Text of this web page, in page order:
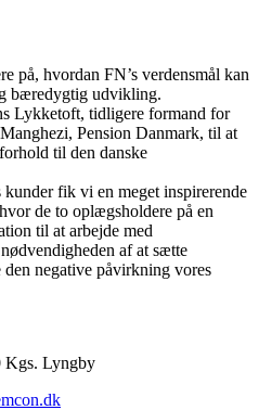
på, hvordan FN’s verdensmål kan
bæredygtig udvikling.
Lykketoft, tidligere formand for
Pension Danmark, til at
til den danske
fik vi en meget inspirerende
de to oplægsholdere på en
til at arbejde med
af at sætte
negative påvirkning vores
Kgs. Lyngby